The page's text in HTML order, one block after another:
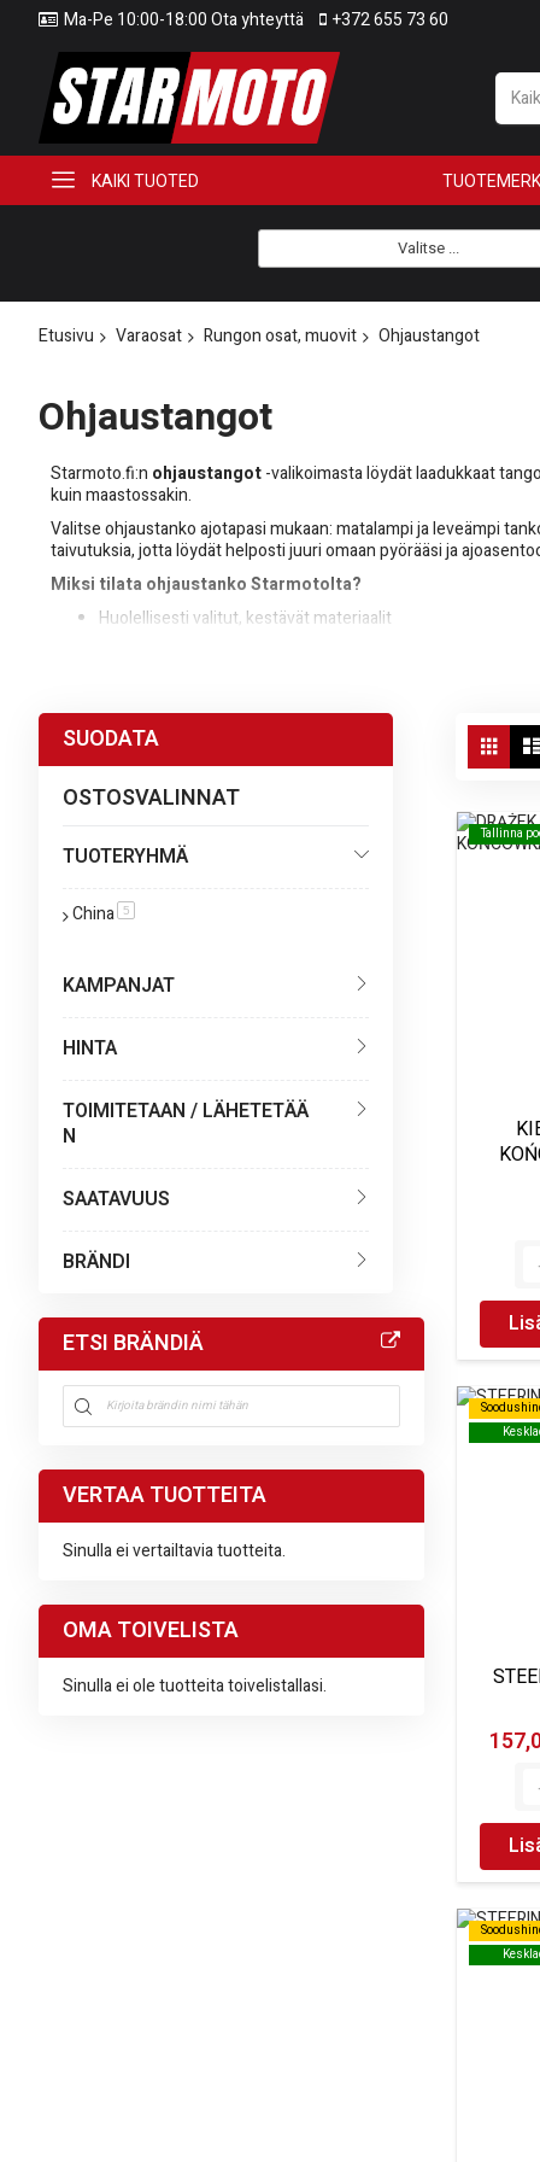
Ma-Pe 10:00-18:00 Ota yhteyttä +372 655 73 60
KAIKI TUOTED
Valitse ...
Etusivu Varaosat Rungon osat, muovit Ohjaustangot
Ohjaustangot
Starmoto.fi:n ohjaustangot-valikoimasta löydät laadukkaat
kuin maastossakin.
Valitse ohjaustanko ajotapasi mukaan: matalampi ja leveämpi
taivutuksia, jotta löydät helposti juuri omaan pyörääsi ja
Miksi tilata ohjaustanko Starmotolta?
Huolellisesti valitut, kestävät materiaalit
Tarvittaessa voit täydentää ohjaustankoa muilla rungon osilla jaView
as
Tallinna
Tallinna
SUODATA
OSTOSVALINNAT
TUOTERYHMÄ
China 5tuote
KAMPANJAT
HINTA
TOIMITETAAN / LÄHETETÄÄ
N
SAATAVUUS
BRÄNDI
ETSI BRÄNDIÄ
VERTAA TUOTTEITA
Sinulla ei vertailtavia tuotteita.
OMA TOIVELISTA
Sinulla ei ole tuotteita toivelistallasi.